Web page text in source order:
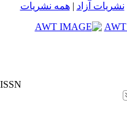
نشریات آزاد |همه نشریات
ISSN